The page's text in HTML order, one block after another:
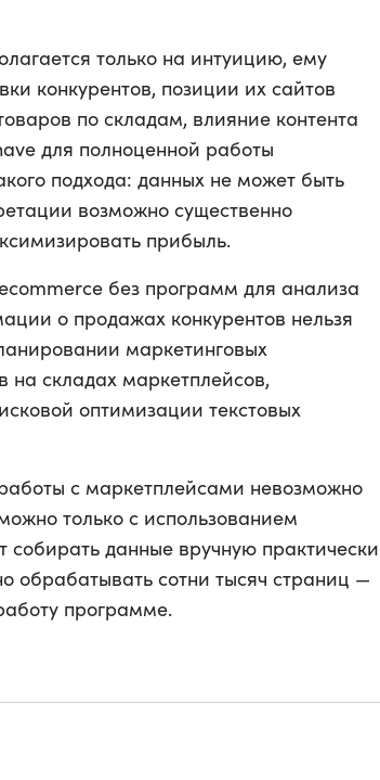
только на интуицию, ему
конкурентов, позиции их сайтов
по складам, влияние контента
для полноценной работы
подхода: данных не может быть
возможно существенно
прибыль.
без программ для анализа
о продажах конкурентов нельзя
маркетинговых
на складах маркетплейсов,
оптимизации текстовых
с маркетплейсами невозможно
только с использованием
данные вручную практически
обрабатывать сотни тысяч страниц —
программе.